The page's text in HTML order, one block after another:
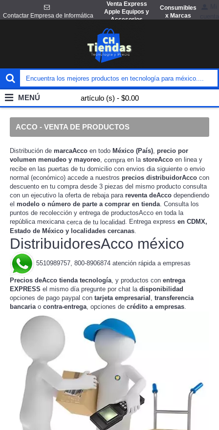
Contactar Empresa de Informática
Venta Express
Apple Equipos y
Accesorios
Consumibles
x Marcas
artículo (s) - $0.00
MENÚ
ACCO - VENTA DE PRODUCTOS
Distribución de marcaAcco en todo México (País), precio por
volumen menudeo y mayoreo, compra en la storeAcco en linea y
recibe en las puertas de tu domicilio con envios dia siguiente o envio
normal (económico) accede a nuestros precios distribuidorAcco con
descuento en tu compra desde 3 piezas del mismo producto consulta
con un ejecutivo la oferta de rebaja para reventa deAcco dependiendo
el modelo o número de parte a comprar en tienda. Consulta los
puntos de recolección y entrega de productosAcco en toda la
república mexicana cerca de tu localidad. Entrega express en CDMX,
Estado de México y localidades cercanas
DistribuidoresAcco méxico
5510989757, 800-8906874 atención rápida a empresas
Precios deAcco tienda tecnología , y productos con entrega
EXPRESS el mismo día pregunte por chat la disponibilidad
opciones de pago paypal con tarjeta empresarial transferencia
bancaria o contra-entrega , opciones de crédito a empresas